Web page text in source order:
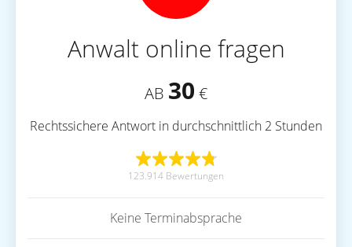
Anwalt online fragen
AB 30 €
Rechtssichere Antwort in durchschnittlich 2 Stunden
123.914 Bewertungen
Keine Terminabsprache